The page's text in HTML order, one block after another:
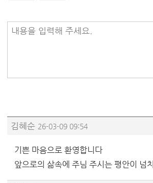
내용을 입력해 주세요.
김혜순 26-03-09 09:54
기쁜 마음으로 환영합니다
앞으로의 삶속에 주님 주시는 평안이 넘